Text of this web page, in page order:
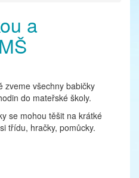
a
zveme všechny babičky
do mateřské školy.
se mohou těšit na krátké
třídu, hračky, pomůcky.